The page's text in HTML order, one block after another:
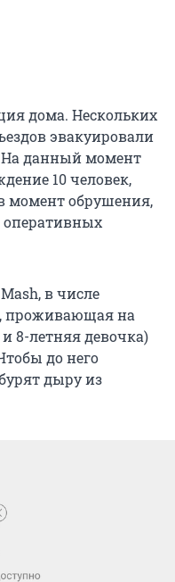
дома. Нескольких
эвакуировали
На данный момент
10 человек,
момент обрушения,
оперативных
в числе
проживающая на
8-летняя девочка)
до него
дыру из